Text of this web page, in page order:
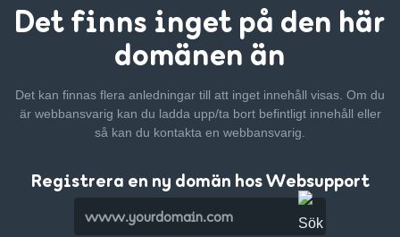
Det finns inget på den här
domänen än
Det kan finnas flera anledningar till att inget innehåll visas. Om du
är webbansvarig kan du ladda upp/ta bort befintligt innehåll eller
så kan du kontakta en webbansvarig.
Registrera en ny domän hos Websupport